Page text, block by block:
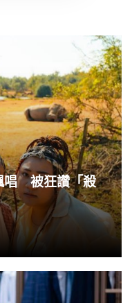
唱 被狂讚「殺